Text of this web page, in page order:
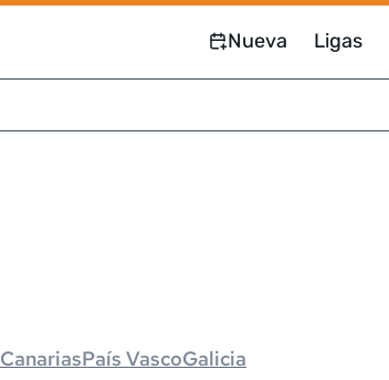
Nueva Ligas
CanariasPaís VascoGalicia